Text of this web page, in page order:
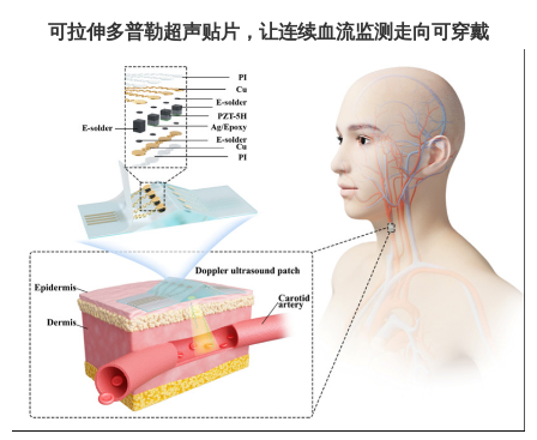
可拉伸多普勒超声贴片，让连续血流监测走向可穿戴